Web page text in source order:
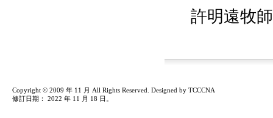
許明遠牧
Copyright © 2009 年 11 月 All Rights Reserved. Designed by TCCCNA
修訂日期： 2022 年 11 月 18 日 。